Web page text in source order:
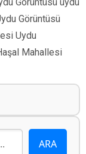
Görüntüsü
Uydu
Mahallesi